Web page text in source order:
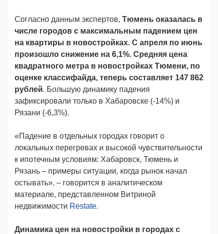
Согласно данным экспертов, Тюмень оказалась в
числе городов с максимальным падением цен
на квартиры в новостройках. С апреля по июнь
произошло снижение на 6,1%. Средняя цена
квадратного метра в новостройках Тюмени, по
оценке классифайда, теперь составляет 147 862
рублей. Большую динамику падения
зафиксировали только в Хабаровске (-14%) и
Рязани (-6,3%).
«Падение в отдельных городах говорит о
локальных перегревах и высокой чувствительности
к ипотечным условиям: Хабаровск, Тюмень и
Рязань – примеры ситуации, когда рынок начал
остывать», – говорится в аналитическом
материале, представленном Витриной
недвижимости Restate.
Динамика цен на новостройки в городах с